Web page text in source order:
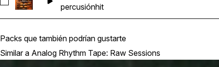
Seleccionar 38L_ART_98_percussion_pulse_hit
percusiónhit
Packs que también podrían gustarte
Similar a Analog Rhythm Tape: Raw Sessions